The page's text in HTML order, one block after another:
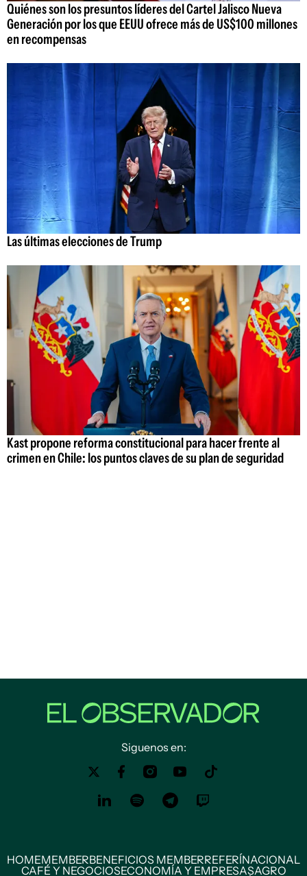
Quiénes son los presuntos líderes del Cartel Jalisco Nueva
Generación por los que EEUU ofrece más de US$100 millones
en recompensas
Las últimas elecciones de Trump
Kast propone reforma constitucional para hacer frente al
crimen en Chile: los puntos claves de su plan de seguridad
Siguenos en:
HOMEMEMBERBENEFICIOS MEMBERREFERÍNACIONAL
CAFÉ Y NEGOCIOSECONOMÍA Y EMPRESASAGRO